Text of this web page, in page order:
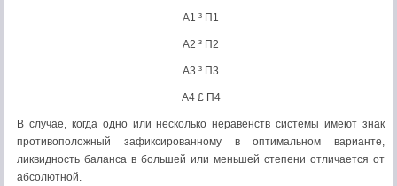
А1 ³ П1
А2 ³ П2
А3 ³ П3
А4 £ П4
В случае, когда одно или несколько неравенств системы имеют знак
противоположный зафиксированному в оптимальном варианте,
ликвидность баланса в большей или меньшей степени отличается от
абсолютной.